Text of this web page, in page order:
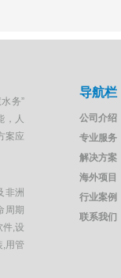
务”
，人
案应
非洲
周期
件,设
,用管
导航栏
公司介绍
专业服务
解决方案
海外项目
行业案例
联系我们